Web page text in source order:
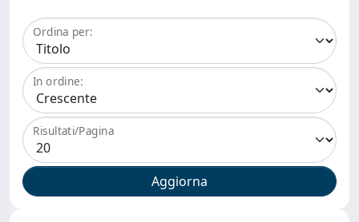
Ordina per:
In ordine:
Risultati/Pagina